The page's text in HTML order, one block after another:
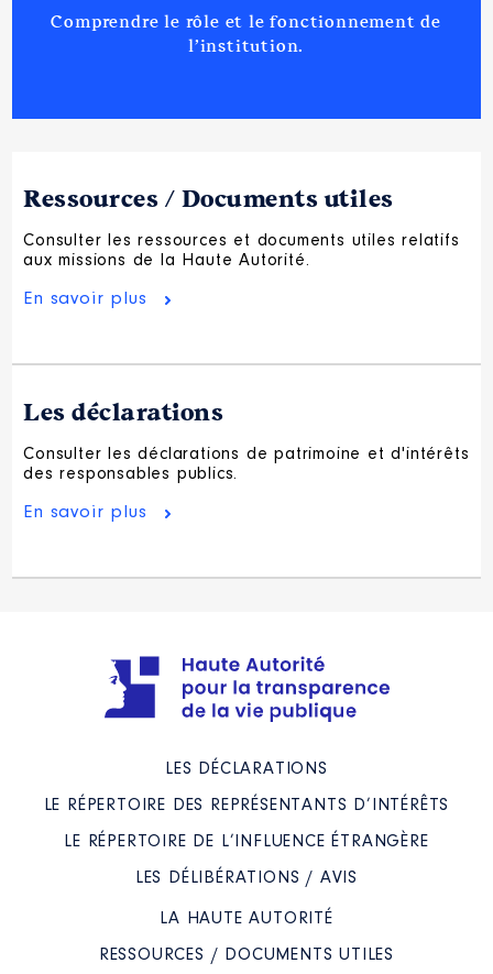
Comprendre le rôle et le fonctionnement de
l’institution.
Ressources / Documents utiles
Consulter les ressources et documents utiles relatifs
aux missions de la Haute Autorité.
En savoir plus
Les déclarations
Consulter les déclarations de patrimoine et d'intérêts
des responsables publics.
En savoir plus
LES DÉCLARATIONS
LE RÉPERTOIRE DES REPRÉSENTANTS D’INTÉRÊTS
LE RÉPERTOIRE DE L’INFLUENCE ÉTRANGÈRE
LES DÉLIBÉRATIONS / AVIS
LA HAUTE AUTORITÉ
RESSOURCES / DOCUMENTS UTILES